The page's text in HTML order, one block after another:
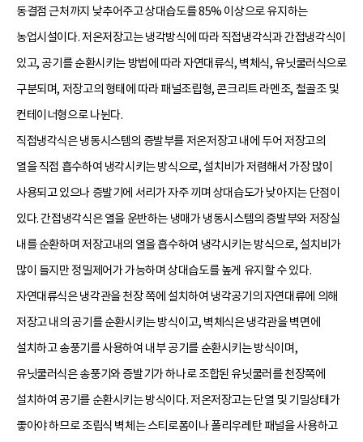
동결점 근처까지 낮추어주고 상대습도를 85% 이상으로 유지하는
농업시설이다. 저온저장고는 냉각방식에 따라 직접냉각식과 간접냉각식이
있고, 공기를 순환시키는 방법에 따라 자연대류식, 벽체식, 유닛쿨러식으로
구분되며, 저장고의 형태에 따라 패널조립형, 콘크리트 라멘조, 철골조 및
컨테이너형으로 나뉜다.
직접냉각식은 냉동시스템의 증발부를 저온저장고 내에 두어 저장고의
열을 직접 흡수하여 냉각시키는 방식으로, 설치비가 저렴해서 가장 많이
사용되고 있으나 증발기에 서리가 자주 끼며 상대습도가 낮아지는 단점이
있다. 간접냉각식은 열을 운반하는 냉매가 냉동시스템의 증발부와 저장실
내를 순환하며 저장고내의 열을 흡수하여 냉각시키는 방식으로, 설치비가
많이 들지만 정밀제어가 가능하며 상대습도를 높게 유지할 수 있다.
자연대류식은 냉각관을 천장 쪽에 설치하여 냉각공기의 자연대류에 의해
저장고 내의 공기를 순환시키는 방식이고, 벽체식은 냉각관을 벽면에
설치하고 송풍기를 사용하여 내부 공기를 순환시키는 방식이며,
유닛쿨러식은 송풍기와 증발기가 하나로 조합된 유닛쿨러를 천장쪽에
설치하여 공기를 순환시키는 방식이다. 저온저장고는 단열 및 기밀상태가
좋아야 하므로 조립식 벽체는 스티로폼이나 폴리우레탄 패널을 사용하고